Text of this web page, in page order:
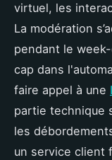
virtuel, les
La modération
pendant le
cap dans
faire appel à une
partie technique
les
un service client